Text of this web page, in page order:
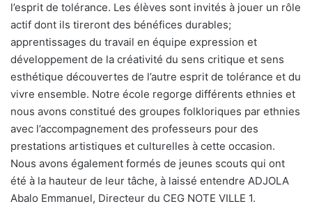
l’esprit de tolérance. Les élèves sont invités à jouer un rôle
actif dont ils tireront des bénéfices durables;
apprentissages du travail en équipe expression et
développement de la créativité du sens critique et sens
esthétique découvertes de l’autre esprit de tolérance et du
vivre ensemble. Notre école regorge différents ethnies et
nous avons constitué des groupes folkloriques par ethnies
avec l’accompagnement des professeurs pour des
prestations artistiques et culturelles à cette occasion.
Nous avons également formés de jeunes scouts qui ont
été à la hauteur de leur tâche, à laissé entendre ADJOLA
Abalo Emmanuel, Directeur du CEG NOTE VILLE 1.